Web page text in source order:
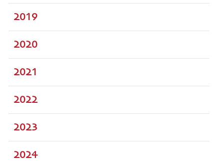
2019
2020
2021
2022
2023
2024